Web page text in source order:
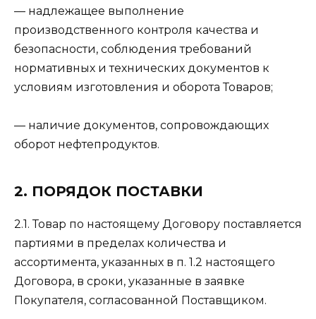
— надлежащее выполнение
производственного контроля качества и
безопасности, соблюдения требований
нормативных и технических документов к
условиям изготовления и оборота Товаров;
— наличие документов, сопровождающих
оборот нефтепродуктов.
2. ПОРЯДОК ПОСТАВКИ
2.1. Товар по настоящему Договору поставляется
партиями в пределах количества и
ассортимента, указанных в п. 1.2 настоящего
Договора, в сроки, указанные в заявке
Покупателя, согласованной Поставщиком.